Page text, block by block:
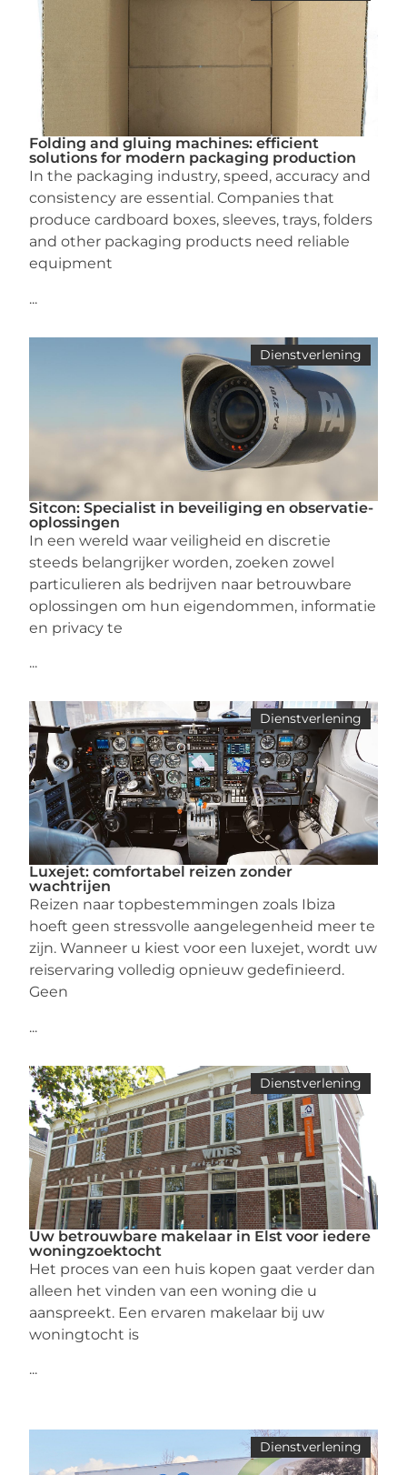
Folding and gluing machines: efficient
solutions for modern packaging production
In the packaging industry, speed, accuracy and
consistency are essential. Companies that
produce cardboard boxes, sleeves, trays, folders
and other packaging products need reliable
equipment
...
Dienstverlening
Sitcon: Specialist in beveiliging en observatie-
oplossingen
In een wereld waar veiligheid en discretie
steeds belangrijker worden, zoeken zowel
particulieren als bedrijven naar betrouwbare
oplossingen om hun eigendommen, informatie
en privacy te
...
Dienstverlening
Luxejet: comfortabel reizen zonder
wachtrijen
Reizen naar topbestemmingen zoals Ibiza
hoeft geen stressvolle aangelegenheid meer te
zijn. Wanneer u kiest voor een luxejet, wordt uw
reiservaring volledig opnieuw gedefinieerd.
Geen
...
Dienstverlening
Uw betrouwbare makelaar in Elst voor iedere
woningzoektocht
Het proces van een huis kopen gaat verder dan
alleen het vinden van een woning die u
aanspreekt. Een ervaren makelaar bij uw
woningtocht is
...
Dienstverlening